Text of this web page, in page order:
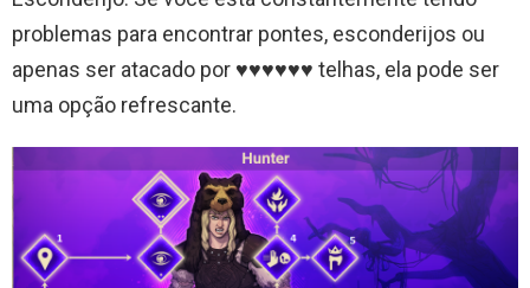
problemas para encontrar pontes, esconderijos ou
apenas ser atacado por ♥♥♥♥♥♥ telhas, ela pode ser
uma opção refrescante.